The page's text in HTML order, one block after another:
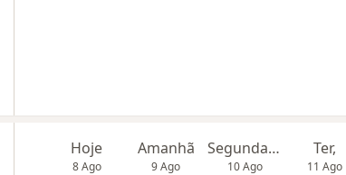
Hoje
8 Ago
Amanhã
9 Ago
Segunda-feira
10 Ago
Ter,
11 Ago